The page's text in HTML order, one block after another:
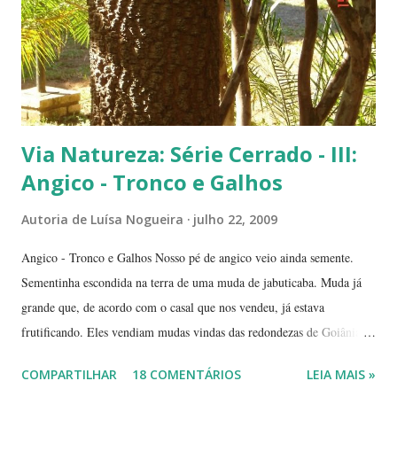
(Conjunto Comercial) Gilberto Salomão', no sentid...
Via Natureza: Série Cerrado - III:
Angico - Tronco e Galhos
Autoria de Luísa Nogueira julho 22, 2009
Angico - Tronco e Galhos Nosso pé de angico veio ainda semente.
Sementinha escondida na terra de uma muda de jabuticaba. Muda já
grande que, de acordo com o casal que nos vendeu, já estava
frutificando. Eles vendiam mudas vindas das redondezas de Goiânia.
plantado a jabuticabeira, com bastante cuidado, regando-a
COMPARTILHAR 18 COMENTÁRIOS LEIA MAIS »